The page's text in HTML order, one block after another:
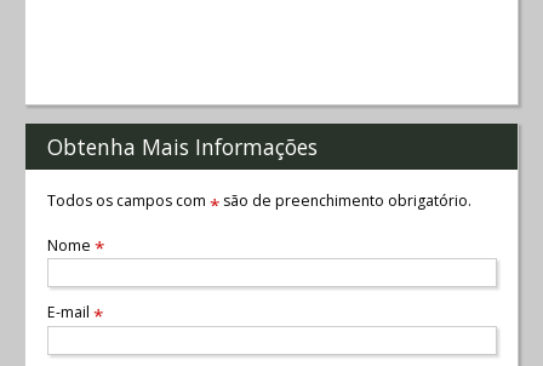
Obtenha Mais Informações
Todos os campos com *são de preenchimento obrigatório.
Nome *
E-mail *